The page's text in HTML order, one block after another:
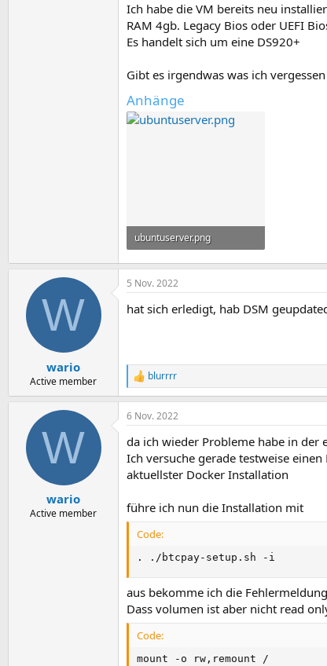
Ich habe die VM bereits neu
RAM 4gb. Legacy Bios oder UEFI
Es handelt sich um eine DS920+
Gibt es irgendwas was ich
Anhänge
ubuntuserver.png
1,1 MB · Aufrufe: 6
W
wario
Active member
5 Nov. 2022
hat sich erledigt, hab DSM
R
e
a
k
i
o
n
e
:
blurrrr
W
wario
Active member
6 Nov. 2022
da ich wieder Probleme habe in der
Ich versuche gerade testweise
aktuellster Docker Installation
führe ich nun die Installation mit
Code:
. ./btcpay-setup.sh -i
aus bekomme ich die
Dass volumen ist aber nicht read
Code:
mount -o rw,remount /